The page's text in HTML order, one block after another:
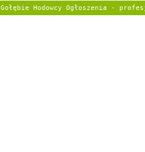
Gołębie Hodowcy Ogłoszenia -